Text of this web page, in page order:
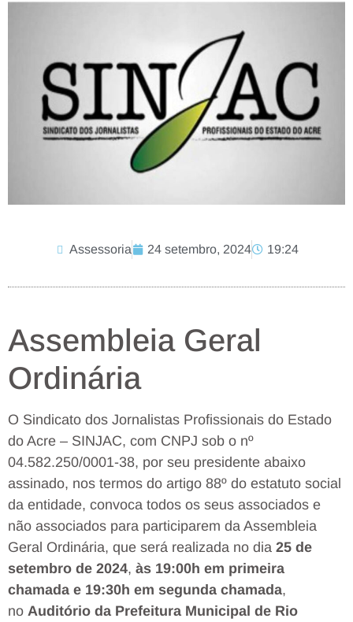
Assessoria 24 setembro, 2024 19:24
Assembleia Geral
Ordinária
O Sindicato dos Jornalistas Profissionais do Estado
do Acre – SINJAC, com CNPJ sob o nº
04.582.250/0001-38, por seu presidente abaixo
assinado, nos termos do artigo 88º do estatuto social
da entidade, convoca todos os seus associados e
não associados para participarem da Assembleia
Geral Ordinária, que será realizada no dia 25 de
setembro de 2024, às 19:00h em primeira
chamada e 19:30h em segunda chamada,
no Auditório da Prefeitura Municipal de Rio